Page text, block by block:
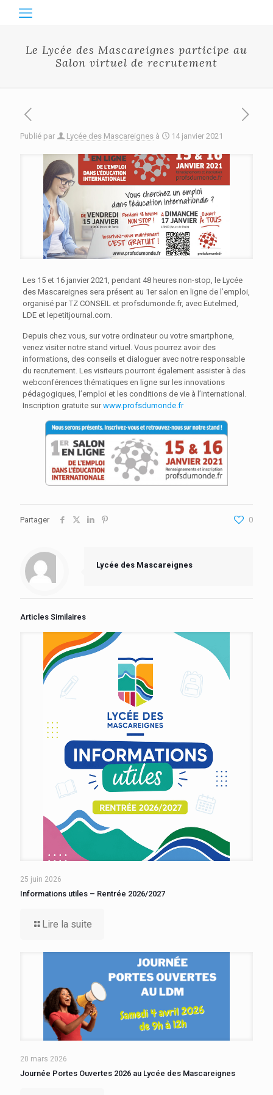
Le Lycée des Mascareignes participe au
Salon virtuel de recrutement
Publié par Lycée des Mascareignes à 14 janvier 2021
Les 15 et 16 janvier 2021, pendant 48 heures non-stop, le Lycée
des Mascareignes sera présent au 1er salon en ligne de l’emploi,
organisé par TZ CONSEIL et profsdumonde.fr, avec Eutelmed,
LDE et lepetitjournal.com.
Depuis chez vous, sur votre ordinateur ou votre smartphone,
venez visiter notre stand virtuel. Vous pourrez avoir des
informations, des conseils et dialoguer avec notre responsable
du recrutement. Les visiteurs pourront également assister à des
webconférences thématiques en ligne sur les innovations
pédagogiques, l’emploi et les conditions de vie à l’international.
Inscription gratuite surwww.profsdumonde.fr
Partager 0
Lycée des Mascareignes
Articles Similaires
25 juin 2026
Informations utiles – Rentrée 2026/2027
Lire la suite
20 mars 2026
Journée Portes Ouvertes 2026 au Lycée des Mascareignes